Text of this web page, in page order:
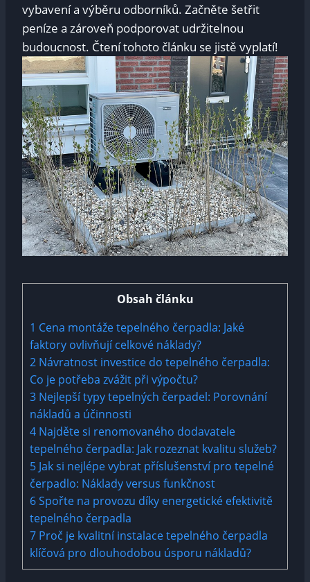
vybavení a výběru odborníků. Začněte šetřit
peníze a zároveň podporovat udržitelnou
budoucnost. Čtení tohoto článku se jistě vyplatí!
Obsah článku
1 Cena montáže tepelného čerpadla: Jaké
faktory ovlivňují celkové náklady?
2 Návratnost investice do tepelného čerpadla:
Co je potřeba zvážit při výpočtu?
3 Nejlepší typy tepelných čerpadel: Porovnání
nákladů a účinnosti
4 Najděte si renomovaného dodavatele
tepelného čerpadla: Jak rozeznat kvalitu služeb?
5 Jak si nejlépe vybrat příslušenství pro tepelné
čerpadlo: Náklady versus funkčnost
6Spořte na provozu díky energetické efektivitě
tepelného čerpadla
7 Proč je kvalitní instalace tepelného čerpadla
klíčová pro dlouhodobou úsporu nákladů?